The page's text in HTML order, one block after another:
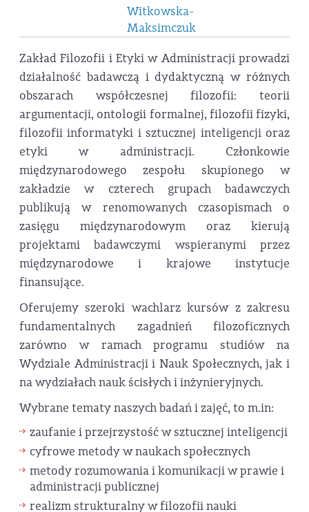
Witkowska-
Maksimczuk
Zakład Filozofii i Etyki w Administracji prowadzi
działalność badawczą i dydaktyczną w różnych
obszarach współczesnej filozofii: teorii
argumentacji, ontologii formalnej, filozofii fizyki,
filozofii informatyki i sztucznej inteligencji oraz
etyki w administracji. Członkowie
międzynarodowego zespołu skupionego w
zakładzie w czterech grupach badawczych
publikują w renomowanych czasopismach o
zasięgu międzynarodowym oraz kierują
projektami badawczymi wspieranymi przez
międzynarodowe i krajowe instytucje
finansujące.
Oferujemy szeroki wachlarz kursów z zakresu
fundamentalnych zagadnień filozoficznych
zarówno w ramach programu studiów na
Wydziale Administracji i Nauk Społecznych, jak i
na wydziałach nauk ścisłych i inżynieryjnych.
Wybrane tematy naszych badań i zajęć, to m.in:
zaufanie i przejrzystość w sztucznej inteligencji
cyfrowe metody w naukach społecznych
metody rozumowania i komunikacji w prawie i
administracji publicznej
realizm strukturalny w filozofii nauki